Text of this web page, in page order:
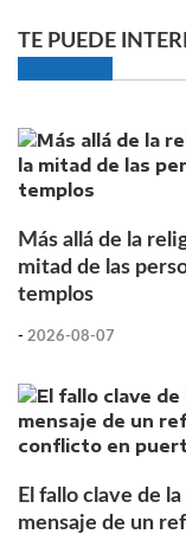
TE PUEDE
Más allá de la
mitad de las
templos
- 2026-08-07
El fallo clave de
mensaje de un